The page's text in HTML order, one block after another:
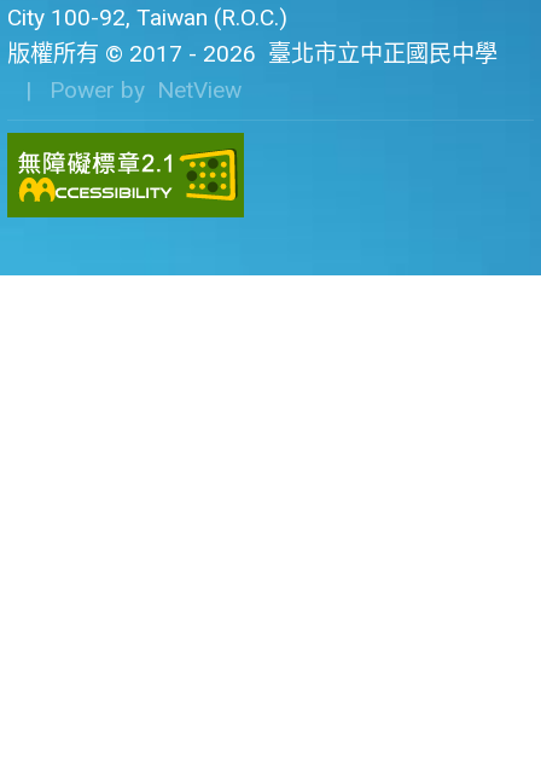
City 100-92, Taiwan (R.O.C.)
版權所有 © 2017 - 2026 臺北市立中正國民中學
| Power by NetView